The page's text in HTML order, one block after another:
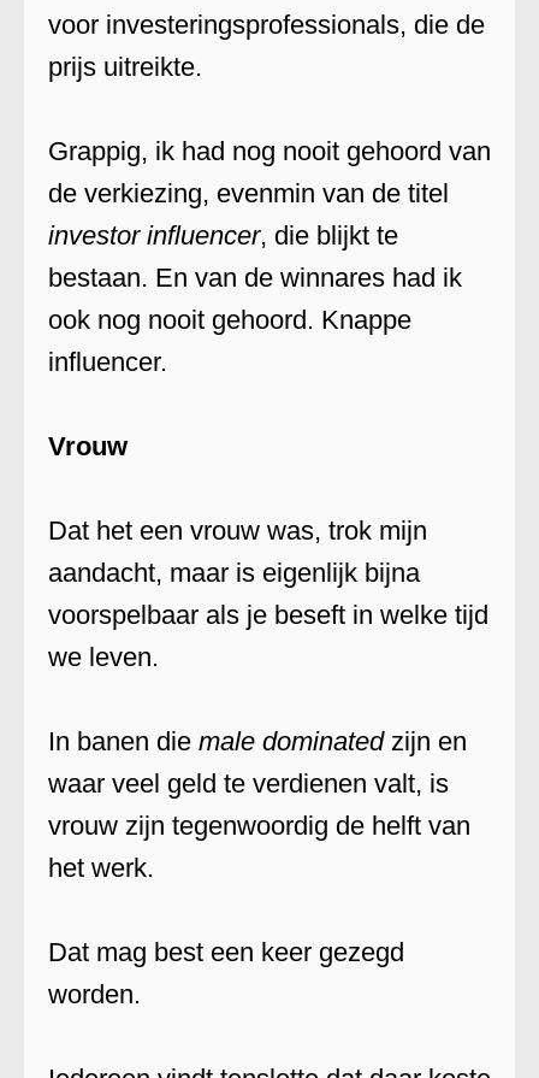
voor investeringsprofessionals, die de
prijs uitreikte.
Grappig, ik had nog nooit gehoord van
de verkiezing, evenmin van de titel
investor influencer, die blijkt te
bestaan. En van de winnares had ik
ook nog nooit gehoord. Knappe
influencer.
Vrouw
Dat het een vrouw was, trok mijn
aandacht, maar is eigenlijk bijna
voorspelbaar als je beseft in welke tijd
we leven.
In banen die male dominatedzijn en
waar veel geld te verdienen valt, is
vrouw zijn tegenwoordig de helft van
het werk.
Dat mag best een keer gezegd
worden.